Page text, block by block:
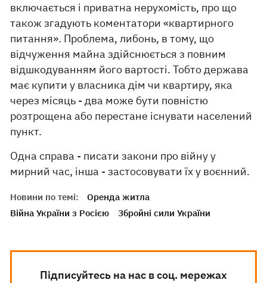
включається і приватна нерухомість, про що
також згадують коментатори «квартирного
питання». Проблема, либонь, в тому, що
відчуження майна здійснюється з повним
відшкодуванням його вартості. Тобто держава
має купити у власника дім чи квартиру, яка
через місяць - два може бути повністю
розтрощена або перестане існувати населений
пункт.
Одна справа - писати закони про війну у
мирний час, інша - застосовувати їх у воєнний.
Новини по темі:
Оренда житла
Війна України з Росією
Збройні сили України
Підписуйтесь на нас в соц. мережах